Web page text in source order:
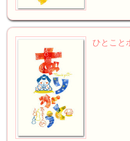
ひとこと